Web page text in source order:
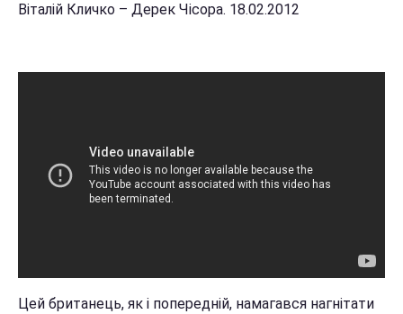
Віталій Кличко – Дерек Чісора. 18.02.2012
Цей британець, як і попередній, намагався нагнітати